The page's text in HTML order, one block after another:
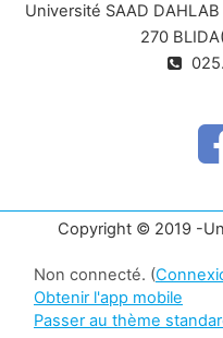
Université SAAD
270
Copyright © 2019 -
Non connecté. (
Obtenir l'app mobile
Passer au thème